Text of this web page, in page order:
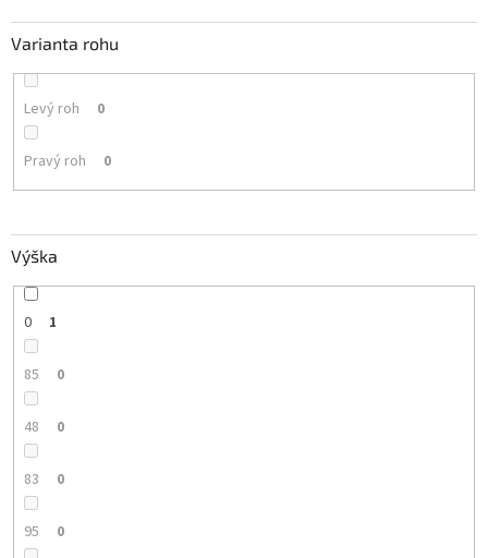
Varianta rohu
Levý roh 0
Pravý roh 0
Výška
0 1
85 0
48 0
83 0
95 0